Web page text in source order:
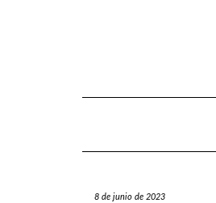
8 de junio de 2023